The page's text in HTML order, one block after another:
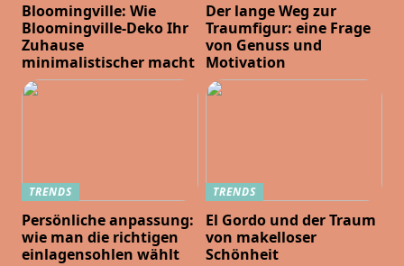
Bloomingville: Wie
Bloomingville-Deko Ihr
Zuhause
minimalistischer macht
Der lange Weg zur
Traumfigur: eine Frage
von Genuss und
Motivation
TRENDS
Persönliche anpassung:
wie man die richtigen
einlagensohlen wählt
TRENDS
El Gordo und der Traum
von makelloser
Schönheit